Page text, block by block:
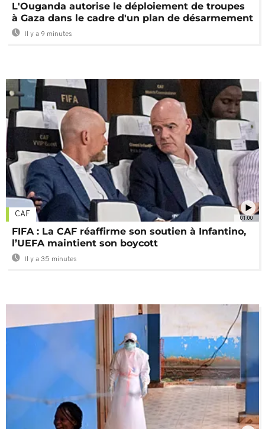
L'Ouganda autorise le déploiement de troupes
à Gaza dans le cadre d'un plan de désarmement
Il y a 9 minutes
01:00
CAF
FIFA : La CAF réaffirme son soutien à Infantino,
l’UEFA maintient son boycott
Il y a 35 minutes